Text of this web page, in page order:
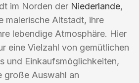
im Norden der Niederlande,
malerische Altstadt, ihre
lebendige Atmosphäre. Hier
eine Vielzahl von gemütlichen
und Einkaufsmöglichkeiten,
große Auswahl an